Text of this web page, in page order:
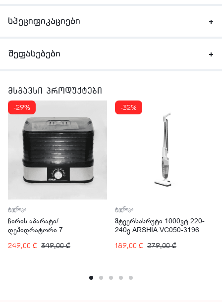
სპეციფიკაციები
შეფასებები
მსგავსი პროდუქტები
-29%
ტექნიკა
ჩირის აპარატი/
დეჰიდრატორი 7
FD110-2830
249,00 ₾ 349,00₾
-32%
ტექნიკა
მტვერსასრუტი 1000ვტ 220-
240ვ ARSHIA VC050-3196
189,00 ₾ 279,00₾